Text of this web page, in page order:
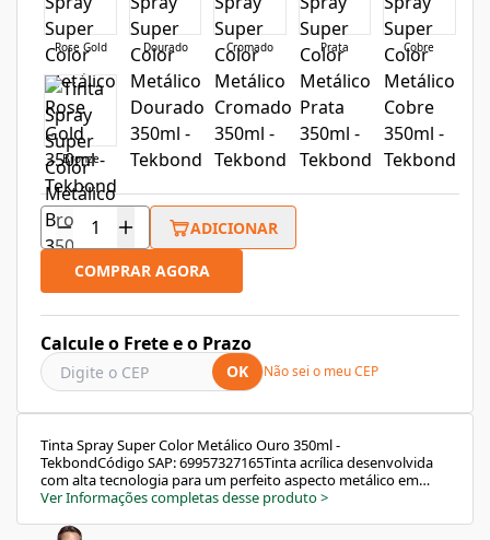
Rose Gold Dourado Cromado Prata Cobre
Bronze
ADICIONAR
COMPRAR AGORA
Calcule o Frete e o Prazo
OK Não sei o meu CEP
Tinta Spray Super Color Metálico Ouro 350ml -
TekbondCódigo SAP: 69957327165Tinta acrílica desenvolvida
com alta tecnologia para um perfeito aspecto metálico em
artesanatos, madeiras, cerâmicas, decorações internas e
impressiona pela variedade. São treze cores incríveis: prata,
Ver Informações completas desse produto>